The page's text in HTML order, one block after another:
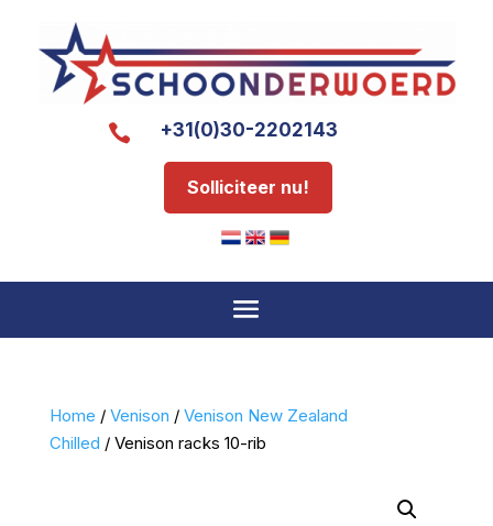
 +31(0)30-2202143
Solliciteer nu!
Home / Venison / Venison New Zealand
Chilled / Venison racks 10-rib